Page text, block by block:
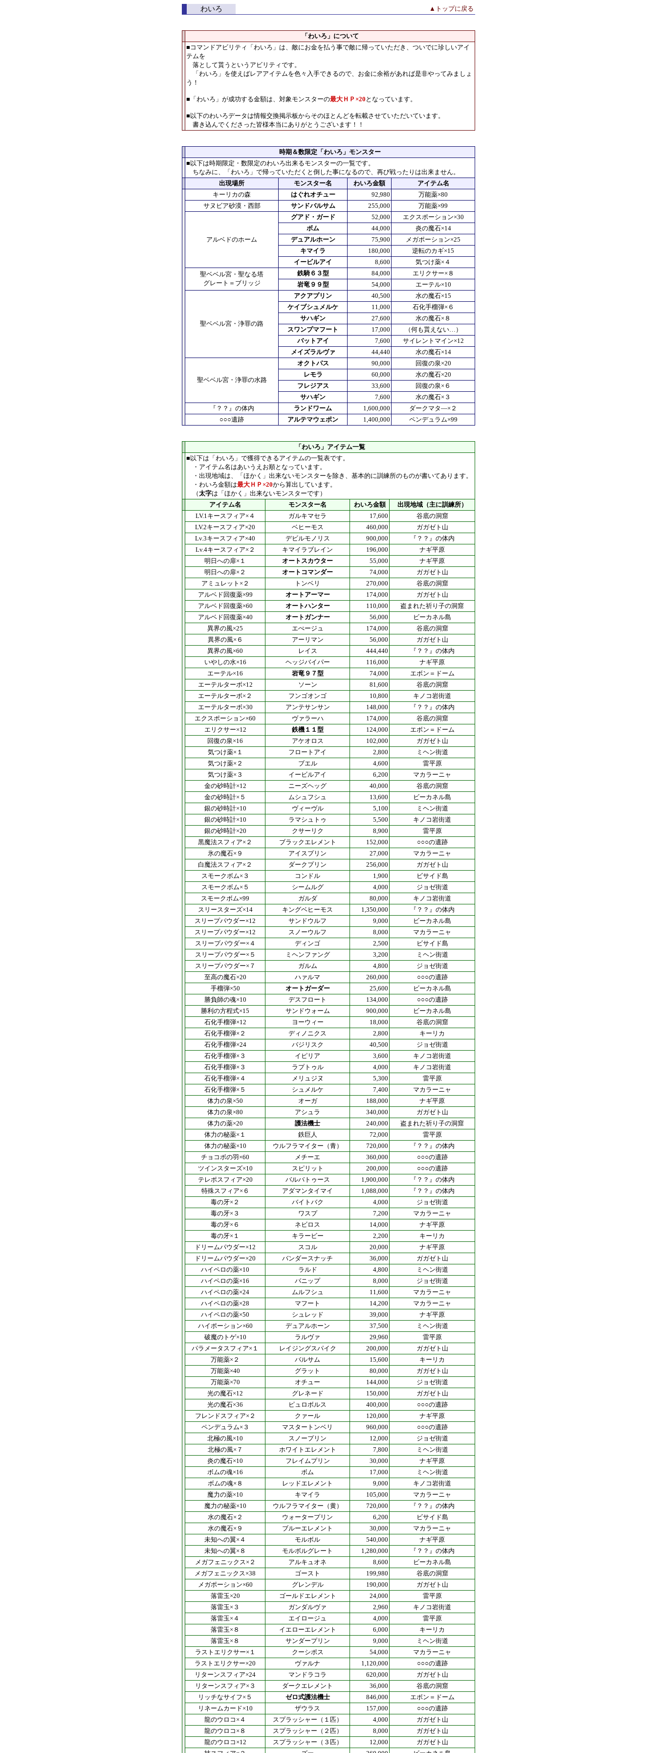
わいろ ▲ トップに戻る
「わいろ」について
■コマンドアビリティ「わいろ」は、敵にお金を払う事で敵に帰っていただき、ついでに珍しいアイ
テムを
落として貰うというアビリティです。
「わいろ」を使えばレアアイテムを色々入手できるので、お金に余裕があれば是非やってみましょ
う！
■「わいろ」が成功する金額は、対象モンスターの最大ＨＰ×20 となっています。
■以下のわいろデータは情報交換掲示板からそのほとんどを転載させていただいています。
書き込んでくださった皆様本当にありがとうございます！！
時期＆数限定「わいろ」モンスター
■以下は時期限定・数限定のわいろ出来るモンスターの一覧です。
ちなみに、「わいろ」で帰っていただくと倒した事になるので、再び戦ったりは出来ません。
出現場所
モンスター名 わいろ金額
アイテム名
キーリカの森
はぐれオチュー 92,980
万能薬×80
サヌビア砂漠・西部
サンドバルサム 255,000 万能薬×99
アルベドのホーム
グアド・ガード 52,000
エクスポーション×30
ボム
44,000
炎の魔石×14
デュアルホーン
75,900
メガポーション×25
キマイラ
180,000
逆転のカギ×15
イービルアイ
8,600
気つけ薬×４
聖ベベル宮・聖なる塔
グレート＝ブリッジ
鉄騎６３型 84,000
エリクサー×８
岩竜９９型
54,000 エーテル×10
聖ベベル宮・浄罪の路
アクアプリン 40,500
水の魔石×15
ケイブシュメルケ
11,000
石化手榴弾×６
サハギン
27,600
水の魔石×８
スワンプマフート
17,000
（何も貰えない…）
バットアイ
7,600
サイレントマイン×12
メイズラルヴァ
44,440 水の魔石×14
聖ベベル宮・浄罪の水路
オクトパス 90,000
回復の泉×20
レモラ
60,000
水の魔石×20
フレジアス
33,600
回復の泉×６
サハギン
7,600
水の魔石×３
『？？』の体内
ランドワーム 1,600,000
ダークマタ―×２
○○○遺跡
アルテマウェポン 1,400,000 ペンデュラム×99
「わいろ」アイテム一覧
■以下は「わいろ」で獲得できるアイテムの一覧表です。
・アイテム名はあいうえお順となっています。
・出現地域は、「ほかく」出来ないモンスターを除き、基本的に訓練所のものが書いてあります。
・わいろ金額は最大ＨＰ×20から算出しています。
（太字は「ほかく」出来ないモンスターです）
アイテム名
モンスター名 わいろ金額
出現地域（主に訓練所）
LV.1キースフィア×４
ガルキマセラ 17,600
谷底の洞窟
LV.2キースフィア×20
ベヒーモス 460,000
ガガゼト山
Lv.3キースフィア×40
デビルモノリス 900,000
『？？』の体内
Lv.4キースフィア×２
キマイラブレイン 196,000
ナギ平原
明日への扉×１
オートスカウター 55,000
ナギ平原
明日への扉×２
オートコマンダー 74,000
ガガゼト山
アミュレット×２
トンベリ 270,000
谷底の洞窟
アルベド回復薬×99
オートアーマー 174,000
ガガゼト山
アルベド回復薬×60
オートハンター 110,000
盗まれた祈り子の洞窟
アルベド回復薬×40
オートガンナー 56,000
ビーカネル島
異界の風×25
エぺージュ 174,000
谷底の洞窟
異界の風×６
アーリマン 56,000
ガガゼト山
異界の風×60
レイス 444,440
『？？』の体内
いやしの水×16
ヘッジバイパー 116,000
ナギ平原
エーテル×16
岩竜９７型 74,000
エボン＝ドーム
エーテルターボ×12
ソーン 81,600
谷底の洞窟
エーテルターボ×２
フンゴオンゴ 10,800
キノコ岩街道
エーテルターボ×30
アンテサンサン 148,000
『？？』の体内
エクスポーション×60
ヴァラーハ 174,000
谷底の洞窟
エリクサー×12
鉄機１１型 124,000
エボン＝ドーム
回復の泉×16
アケオロス 102,000
ガガゼト山
気つけ薬×１
フロートアイ 2,800
ミヘン街道
気つけ薬×２
ブエル 4,600
雷平原
気つけ薬×３
イービルアイ 6,200
マカラーニャ
金の砂時計×12
ニーズヘッグ 40,000
谷底の洞窟
金の砂時計×５
ムシュフシュ 13,600
ビーカネル島
銀の砂時計×10
ヴィーヴル 5,100
ミヘン街道
銀の砂時計×10
ラマシュトゥ 5,500
キノコ岩街道
銀の砂時計×20
クサーリク 8,900
雷平原
黒魔法スフィア×２
ブラックエレメント 152,000
○○○の遺跡
氷の魔石×９
アイスプリン 27,000
マカラーニャ
白魔法スフィア×２
ダークプリン 256,000
ガガゼト山
スモークボム×３
コンドル 1,900
ビサイド島
スモークボム×５
シームルグ 4,000
ジョゼ街道
スモークボム×99
ガルダ 80,000
キノコ岩街道
スリースターズ×14
キングベヒーモス 1,350,000
『？？』の体内
スリープパウダー×12
サンドウルフ 9,000
ビーカネル島
スリープパウダー×12
スノーウルフ 8,000
マカラーニャ
スリープパウダー×４
ディンゴ 2,500
ビサイド島
スリープパウダー×５
ミヘンファング 3,200
ミヘン街道
スリープパウダー×７
ガルム 4,800
ジョゼ街道
至高の魔石×20
ハァルマ 260,000
○○○の遺跡
手榴弾×50
オートガーダー 25,600
ビーカネル島
勝負師の魂×10
デスフロート 134,000
○○○の遺跡
勝利の方程式×15
サンドウォーム 900,000
ビーカネル島
石化手榴弾×12
ヨーウィー 18,000
谷底の洞窟
石化手榴弾×２
ディノニクス 2,800
キーリカ
石化手榴弾×24
バジリスク 40,500
ジョゼ街道
石化手榴弾×３
イピリア 3,600
キノコ岩街道
石化手榴弾×３
ラプトゥル 4,000
キノコ岩街道
石化手榴弾×４
メリュジヌ 5,300
雷平原
石化手榴弾×５
シュメルケ 7,400
マカラーニャ
体力の泉×50
オーガ 188,000
ナギ平原
体力の泉×80
アシュラ 340,000
ガガゼト山
体力の薬×20
護法機士 240,000
盗まれた祈り子の洞窟
体力の秘薬×１
鉄巨人 72,000
雷平原
体力の秘薬×10
ウルフラマイター（青） 720,000
『？？』の体内
チョコボの羽×60
メチーエ 360,000
○○○の遺跡
ツインスターズ×10
スピリット 200,000
○○○の遺跡
テレポスフィア×20
バルバトゥース 1,900,000
『？？』の体内
特殊スフィア×６
アダマンタイマイ 1,088,000
『？？』の体内
毒の牙×２
バイトバク 4,000
ジョゼ街道
毒の牙×３
ワスプ 7,200
マカラーニャ
毒の牙×６
ネビロス 14,000
ナギ平原
毒の牙×１
キラービー 2,200
キーリカ
ドリームパウダー×12
スコル 20,000
ナギ平原
ドリームパウダー×20
バンダースナッチ 36,000
ガガゼト山
ハイペロの薬×10
ラルド 4,800
ミヘン街道
ハイペロの薬×16
バニップ 8,000
ジョゼ街道
ハイペロの薬×24
ムルフシュ 11,600
マカラーニャ
ハイペロの薬×28
マフート 14,200
マカラーニャ
ハイペロの薬×50
シュレッド 39,000
ナギ平原
ハイポーション×60
デュアルホーン 37,500
ミヘン街道
破魔のトゲ×10
ラルヴァ 29,960
雷平原
パラメータスフィア×１
レイジングスパイク 200,000
ガガゼト山
万能薬×２
バルサム 15,600
キーリカ
万能薬×40
グラット 80,000
ガガゼト山
万能薬×70
オチュー 144,000
ジョゼ街道
光の魔石×12
グレネード 150,000
ガガゼト山
光の魔石×36
ピュロボルス 400,000
○○○の遺跡
フレンドスフィア×２
クァール 120,000
ナギ平原
ペンデュラム×３
マスタートンベリ 960,000
○○○の遺跡
北極の風×10
スノープリン 12,000
ジョゼ街道
北極の風×７
ホワイトエレメント 7,800
ミヘン街道
炎の魔石×10
フレイムプリン 30,000
ナギ平原
ボムの魂×16
ボム 17,000
ミヘン街道
ボムの魂×８
レッドエレメント 9,000
キノコ岩街道
魔力の薬×10
キマイラ 105,000
マカラーニャ
魔力の秘薬×10
ウルフラマイター（黄） 720,000
『？？』の体内
水の魔石×２
ウォータープリン 6,200
ビサイド島
水の魔石×９
ブルーエレメント 30,000
マカラーニャ
未知への翼×４
モルボル 540,000
ナギ平原
未知への翼×８
モルボルグレート 1,280,000
『？？』の体内
メガフェニックス×２
アルキュオネ 8,600
ビーカネル島
メガフェニックス×38
ゴースト 199,980
谷底の洞窟
メガポーション×60
グレンデル 190,000
ガガゼト山
落雷玉×20
ゴールドエレメント 24,000
雷平原
落雷玉×３
ガンダルヴァ 2,960
キノコ岩街道
落雷玉×４
エイロージュ 4,000
雷平原
落雷玉×８
イエローエレメント 6,000
キーリカ
落雷玉×８
サンダープリン 9,000
ミヘン街道
ラストエリクサー×１
クーシポス 54,000
マカラーニャ
ラストエリクサー×20
ヴァルナ 1,120,000
○○○の遺跡
リターンスフィア×24
マンドラコラ 620,000
ガガゼト山
リターンスフィア×３
ダークエレメント 36,000
谷底の洞窟
リッチなサイフ×５
ゼロ式護法機士 846,000
エボン＝ドーム
リネームカード×10
ザウラス 157,000
○○○の遺跡
龍のウロコ×４
スプラッシャー（１匹） 4,000
ガガゼト山
龍のウロコ×８
スプラッシャー（２匹） 8,000
ガガゼト山
龍のウロコ×12
スプラッシャー（３匹） 12,000
ガガゼト山